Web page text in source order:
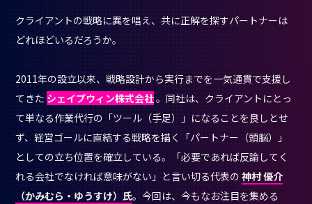
クライアントの戦略に異を唱え、共に正解を探すパートナーは
どれほどいるだろうか。
2011年の設立以来、戦略設計から実行までを一気通貫で支援し
てきた シェイプウィン株式会社。同社は、クライアントにとっ
て単なる作業代行の「ツール（手足）」になることを良しとせ
ず、経営ゴールに直結する戦略を描く「パートナー（頭脳）」
としての立ち位置を確立している。「必要であれば反論してく
れる会社でなければ意味がない」と言い切る代表の神村 優介
（かみむら・ゆうすけ）氏。今回は、今もなお注目を集める